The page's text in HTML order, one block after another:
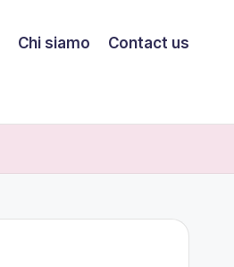
Chi siamo Contact us